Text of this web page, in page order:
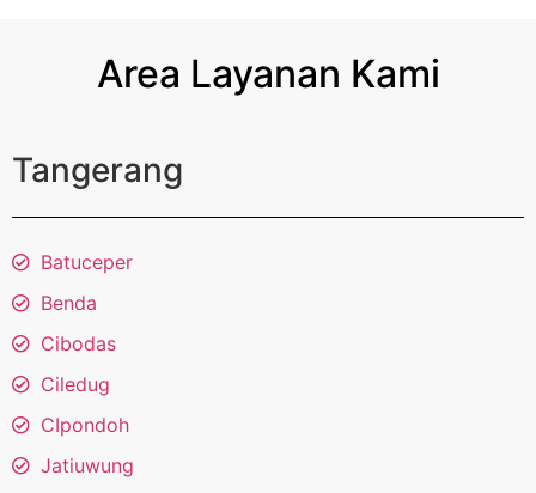
Area Layanan Kami
Tangerang
Batuceper
Benda
Cibodas
Ciledug
CIpondoh
Jatiuwung